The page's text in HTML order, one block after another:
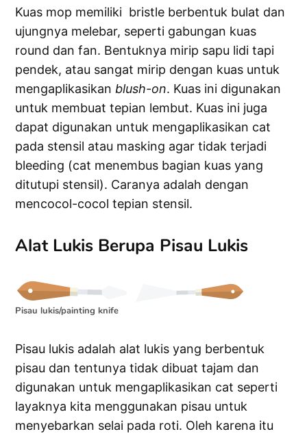
Kuas mop memiliki bristle berbentuk bulat dan
ujungnya melebar, seperti gabungan kuas
round dan fan. Bentuknya mirip sapu lidi tapi
pendek, atau sangat mirip dengan kuas untuk
mengaplikasikan blush-on. Kuas ini digunakan
untuk membuat tepian lembut. Kuas ini juga
dapat digunakan untuk mengaplikasikan cat
pada stensil atau masking agar tidak terjadi
bleeding (cat menembus bagian kuas yang
ditutupi stensil). Caranya adalah dengan
mencocol-cocol tepian stensil.
Alat Lukis Berupa Pisau Lukis
Pisau lukis/painting knife
Pisau lukis adalah alat lukis yang berbentuk
pisau dan tentunya tidak dibuat tajam dan
digunakan untuk mengaplikasikan cat seperti
layaknya kita menggunakan pisau untuk
menyebarkan selai pada roti. Oleh karena itu